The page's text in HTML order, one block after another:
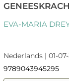
EVA-MARIA
Nederlands | 01-
9789043945295